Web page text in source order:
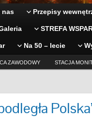
nas Przepisy
STREFA
Na 50 – lecie
ZAWODOWY STACJA